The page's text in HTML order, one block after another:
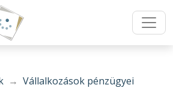
Vállalkozások pénzügyei